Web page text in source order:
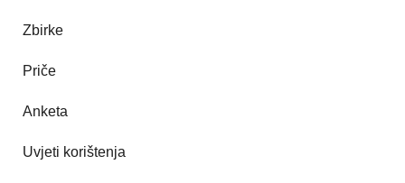
Zbirke
Priče
Anketa
Uvjeti korištenja